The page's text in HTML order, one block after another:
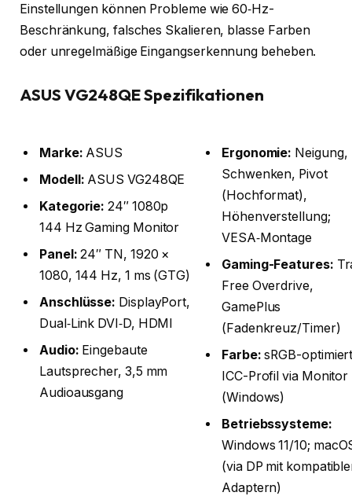
Einstellungen können Probleme wie 60‑Hz-
Beschränkung, falsches Skalieren, blasse Farben
oder unregelmäßige Eingangserkennung beheben.
ASUS VG248QE Spezifikationen
Marke: ASUS
Modell: ASUS VG248QE
Kategorie: 24″ 1080p
144 Hz Gaming Monitor
Panel: 24″ TN, 1920 ×
1080, 144 Hz, 1 ms (GTG)
Anschlüsse: DisplayPort,
Dual‑Link DVI‑D, HDMI
Audio: Eingebaute
Lautsprecher, 3,5 mm
Audioausgang
Ergonomie: Neigung,
Schwenken, Pivot
(Hochformat),
Höhenverstellung;
VESA‑Montage
Gaming-Features:
Free Overdrive,
GamePlus
(Fadenkreuz/Timer)
Farbe: sRGB-
ICC-Profil via Monitor
(Windows)
Betriebssysteme:
Windows 11/10;
(via DP mit
Adaptern)